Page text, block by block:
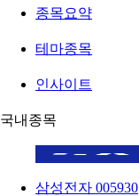
종목요약
테마종목
인사이트
국내종목
삼성전자 005930